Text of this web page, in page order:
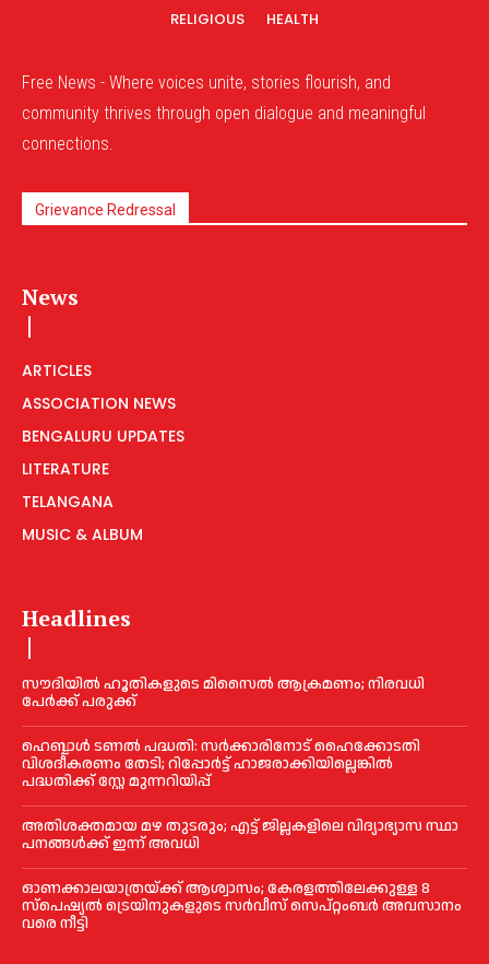
RELIGIOUS
HEALTH
Free News - Where voices unite, stories flourish, and
community thrives through open dialogue and meaningful
connections.
Grievance Redressal
News
ARTICLES
ASSOCIATION NEWS
BENGALURU UPDATES
LITERATURE
TELANGANA
MUSIC & ALBUM
Headlines
സൗദിയിൽ ഹൂതികളുടെ മിസൈൽ ആക്രമണം; നിരവധി
പേർക്ക് പരുക്ക്
ഹെബ്ബാൾ ടണൽ പദ്ധതി: സർക്കാരിനോട് ഹൈക്കോടതി
വിശദീകരണം തേടി; റിപ്പോർട്ട് ഹാജരാക്കിയില്ലെങ്കിൽ
പദ്ധതിക്ക് സ്റ്റേ മുന്നറിയിപ്പ്
അതിശക്തമായ മഴ തുടരും; എട്ട് ജി​ല്ല​ക​ളി​ലെ വി​ദ്യാ​ഭ്യാ​സ സ്ഥാ​
പ​ന​ങ്ങ​ൾ​ക്ക് ഇ​ന്ന് അ​വ​ധി
ഓണക്കാലയാത്രയ്ക്ക് ആശ്വാസം; കേരളത്തിലേക്കുള്ള 8
സ്പെഷ്യൽ ട്രെയിനുകളുടെ സർവീസ് സെപ്റ്റംബർ അവസാനം
വരെ നീട്ടി